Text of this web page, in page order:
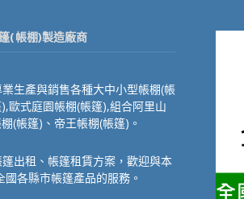
(帳棚)製造廠商
生產與銷售各種大中小型帳棚(帳
歐式庭園帳棚(帳篷),組合阿里山
(帳篷)、帝王帳棚(帳篷)。
出租、帳篷租賃方案，歡迎與本
各縣市帳篷產品的服務。